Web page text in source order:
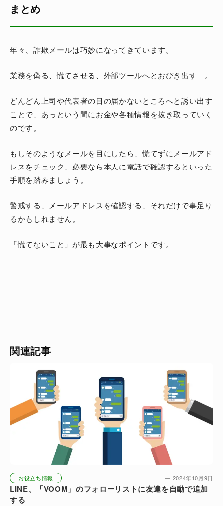
まとめ
年々、詐欺メールは巧妙になってきています。
業務を偽る、慌てさせる、外部ツールへとおびき出す―。
どんどん上司や代表者の目の届かないところへと誘い出す
ことで、あっという間にお金や各種情報を抜き取っていく
のです。
もしそのようなメールを目にしたら、慌てずにメールアド
レスをチェック、必要なら本人に電話で確認するといった
手順を踏みましょう。
警戒する、メールアドレスを確認する、それだけで事足り
るかもしれません。
「慌てないこと」が最も大事なポイントです。
関連記事
お役立ち情報 2024年10月9日
LINE、「VOOM」のフォローリストに友達を自動で追加
する